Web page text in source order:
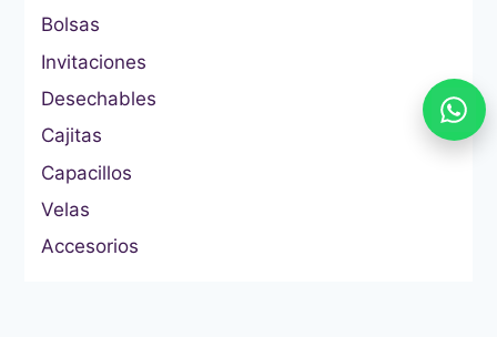
Bolsas
Invitaciones
Desechables
Cajitas
Capacillos
Velas
Accesorios